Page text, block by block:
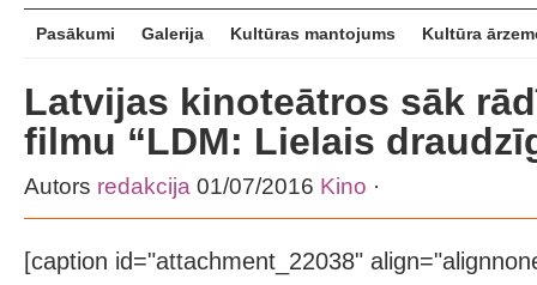
Pasākumi Galerija Kultūras mantojums Kultūra
Latvijas kinoteātros sāk
filmu “LDM: Lielais
Autors redakcija 01/07/2016 Kino ·
[caption id="attachment_22038"